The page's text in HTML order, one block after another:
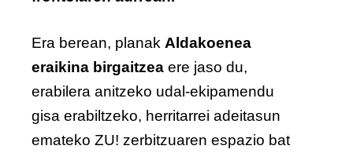
Era berean, planak Aldakoenea
eraikina birgaitzea ere jaso du,
erabilera anitzeko udal-ekipamendu
gisa erabiltzeko, herritarrei adeitasun
emateko ZU! zerbitzuaren espazio bat